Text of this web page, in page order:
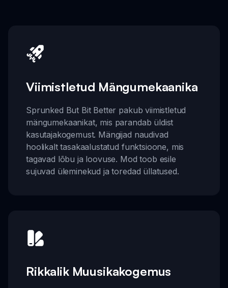
Viimistletud Mängumekaanika
Sprunked But Bit Better pakub viimistletud
mängumekaanikat, mis parandab üldist
kasutajakogemust. Mängijad naudivad
hoolikalt tasakaalustatud funktsioone, mis
tagavad lõbu ja loovuse. Mod toob esile
sujuvad üleminekud ja toredad üllatused.
Rikkalik Muusikakogemus